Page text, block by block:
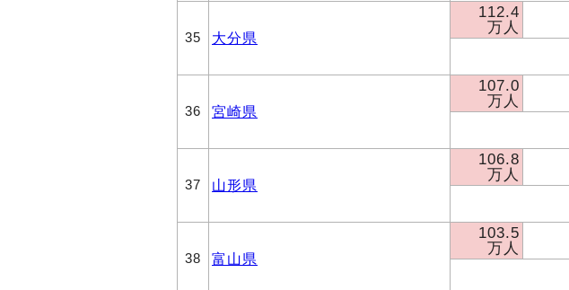
35 大分県
112.4
万人
36 宮崎県
107.0
万人
37 山形県
106.8
万人
38 富山県
103.5
万人